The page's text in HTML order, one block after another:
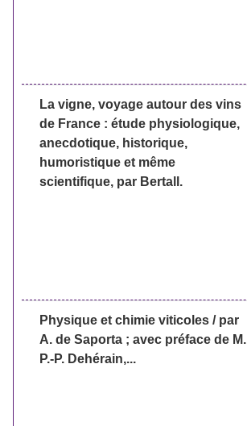
La vigne, voyage autour des vins
de France : étude physiologique,
anecdotique, historique,
humoristique et même
scientifique, par Bertall.
Physique et chimie viticoles / par
A. de Saporta ; avec préface de M.
P.-P. Dehérain,...